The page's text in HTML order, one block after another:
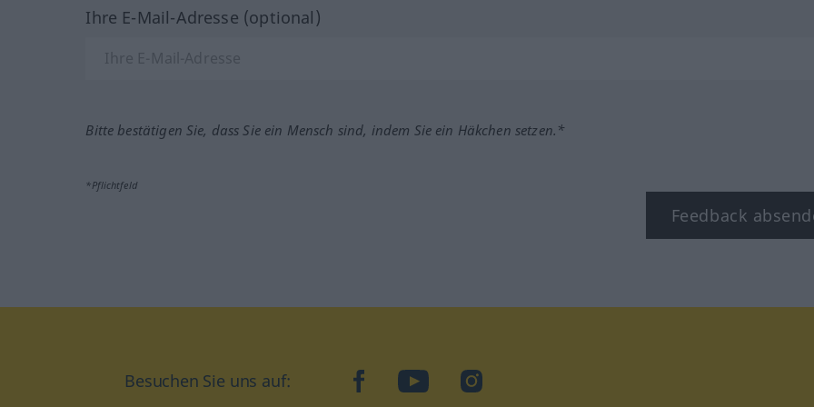
Ihre E-Mail-Adresse (optional)
Bitte bestätigen Sie, dass Sie ein Mensch sind, indem Sie ein Häkchen setzen.*
*Pflichtfeld
Feedback
Besuchen Sie uns auf: facebookYouTubeInstagram